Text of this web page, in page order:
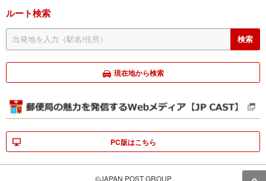
ルート検索
現在地から検索
PC版はこちら
©JAPAN POST GROUP